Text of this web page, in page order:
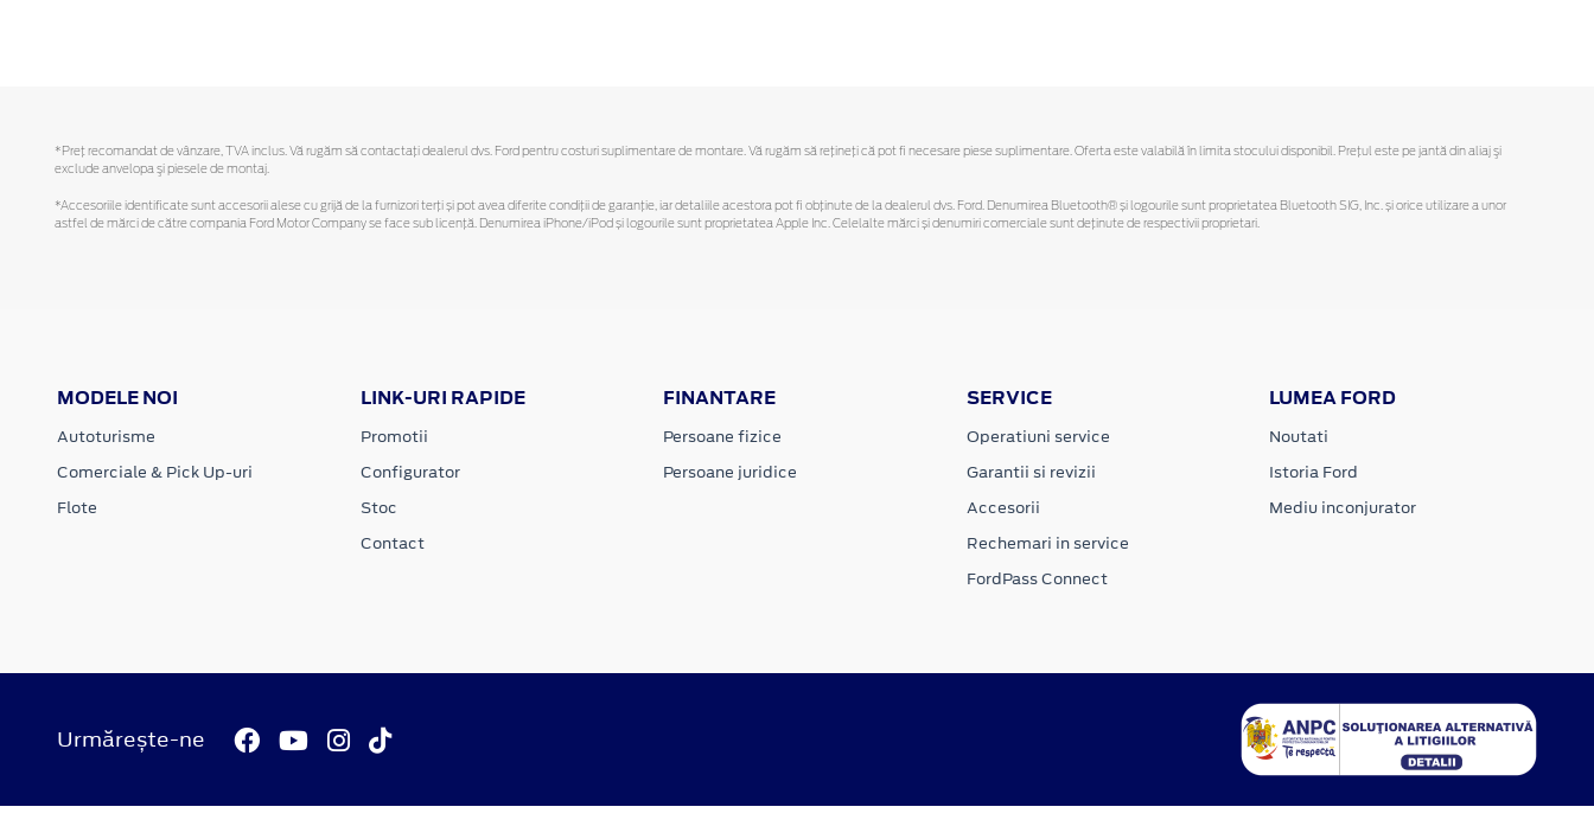
*Preţ recomandat de vânzare, TVA inclus. Vă rugăm să contactaţi dealerul dvs. Ford pentru costuri suplimentare de montare. Vă rugăm să reţineţi că pot fi necesare piese suplimentare. Oferta este valabilă în limita stocului disponibil. Preţul este pe jantă din aliaj şi
exclude anvelopa şi piesele de montaj.
*Accesoriile identificate sunt accesorii alese cu grijă de la furnizori terți și pot avea diferite condiții de garanție, iar detaliile acestora pot fi obținute de la dealerul dvs. Ford. Denumirea Bluetooth® și logourile sunt proprietatea Bluetooth SIG, Inc. și orice utilizare a unor
astfel de mărci de către compania Ford Motor Company se face sub licență. Denumirea iPhone/iPod și logourile sunt proprietatea Apple Inc. Celelalte mărci și denumiri comerciale sunt deținute de respectivii proprietari.
MODELE NOI
Autoturisme
Comerciale & Pick Up-uri
Flote
LINK-URI RAPIDE
Promotii
Configurator
Stoc
Contact
FINANTARE
Persoane fizice
Persoane juridice
SERVICE
Operatiuni service
Garantii si revizii
Accesorii
Rechemari in service
FordPass Connect
LUMEA FORD
Noutati
Istoria Ford
Mediu inconjurator
Urmărește-ne